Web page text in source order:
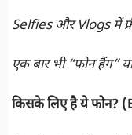
Selfies और Vlogs में
एक बार भी “फोन हैंग”
किसके लिए है ये फोन?